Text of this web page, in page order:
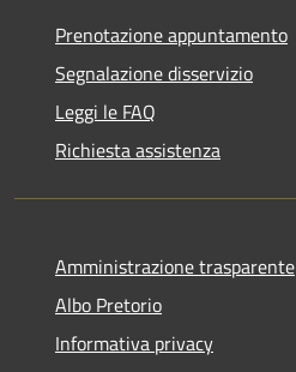
Prenotazione appuntamento
Segnalazione disservizio
Leggi le FAQ
Richiesta assistenza
Amministrazione trasparente
Albo Pretorio
Informativa privacy